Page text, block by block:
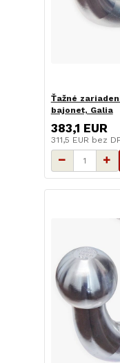
Ťažné
bajonet, Galia
383,1 EUR
311,5 EUR bez